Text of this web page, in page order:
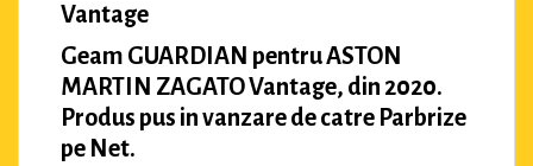
Vantage
Geam GUARDIAN pentru ASTON
MARTIN ZAGATO Vantage, din 2020.
Produs pus in vanzare de catre Parbrize
pe Net.